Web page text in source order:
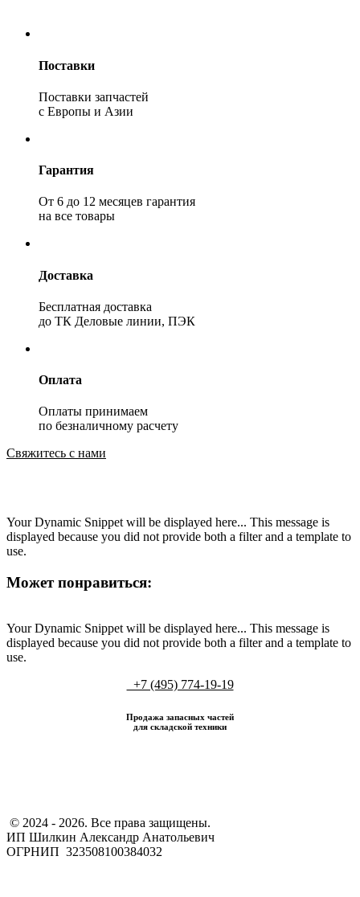
Поставки
Поставки запчастей
с Европы и Азии
Гарантия
От 6 до 12 месяцев гарантия
на все товары
Доставка
Бесплатная доставка
до ТК Деловые линии, ПЭК
Оплата
Оплаты принимаем
по безналичному расчету
Свяжитесь с нами
Your Dynamic Snippet will be displayed here... This message is
displayed because you did not provide both a filter and a template to
use.
Может понравиться:
Your Dynamic Snippet will be displayed here... This message is
displayed because you did not provide both a filter and a template to
use.
+7 (495) 774-19-19
Продажа запасных частей
для складской техники
​ © 2024 - 2026. Все права защищены.
ИП Шилкин Александр Анатольевич
ОГРНИП 323508100384032